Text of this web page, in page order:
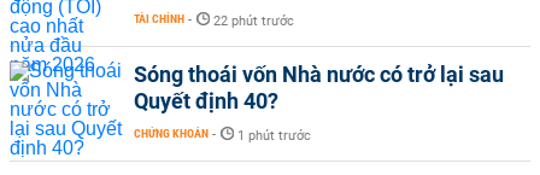
TÀI CHÍNH - 22 phút trước
Sóng thoái vốn Nhà nước có trở lại sau
Quyết định 40?
CHỨNG KHOÁN - 1 phút trước